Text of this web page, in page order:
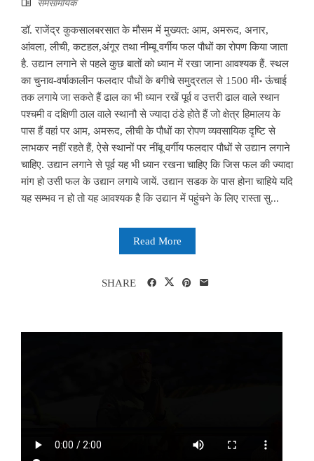
समसामयिक
डॉ. राजेंद्र कुकसालबरसात के मौसम में मुख्यत: आम, अमरूद, अनार,
आंवला, लीची, कटहल,अंगूर तथा नीम्बू वर्गीय फल पौधों का रोपण किया जाता
है. उद्यान लगाने से पहले कुछ बातों को ध्यान में रखा जाना आवश्यक हैं. स्थल
का चुनाव-वर्षाकालीन फलदार पौधों के बगीचे समुद्रतल से 1500 मी॰ ऊंचाई
तक लगाये जा सकते हैं ढाल का भी ध्यान रखें पूर्व व उत्तरी ढाल वाले स्थान
पश्चमी व दक्षिणी ठाल वाले स्थानौ से ज्यादा ठंडे होते हैं जो क्षेत्र हिमालय के
पास हैं वहां पर आम, अमरूद, लीची के पौधों का रोपण व्यवसायिक दृष्टि से
लाभकर नहीं रहते हैं, ऐसे स्थानों पर नींबू वर्गीय फलदार पौधों से उद्यान लगाने
चाहिए. उद्यान लगाने से पूर्व यह भी ध्यान रखना चाहिए कि जिस फल की ज्यादा
मांग हो उसी फल के उद्यान लगाये जायें. उद्यान सडक के पास होना चाहिये यदि
यह सम्भव न हो तो यह आवश्यक है कि उद्यान में पहुंचने के लिए रास्ता सु...
Read More
SHARE